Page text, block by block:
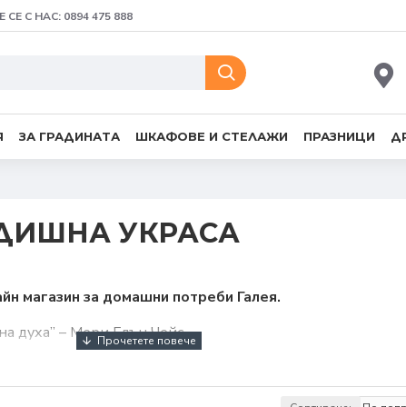
С НАС: 0894 475 888
ЗА ГРАДИНАТА ШКАФОВЕ И СТЕЛАЖИ ПРАЗНИЦИ
УКРАСА
магазин за домашни потреби Галея.
духа” – Мери Елън Чейс.
дом и нетърпението, с което очакваме да